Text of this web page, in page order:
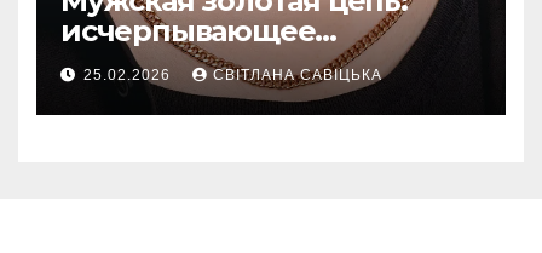
исчерпывающее
руководство по выбору
статусного украшения
25.02.2026 СВІТЛАНА САВІЦЬКА